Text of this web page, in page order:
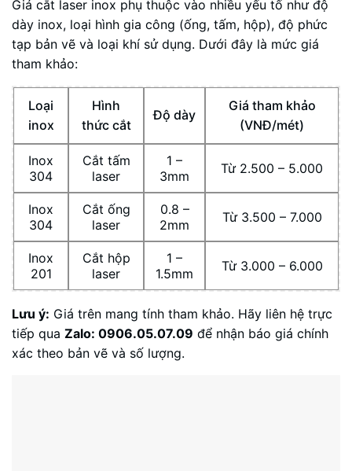
Giá cắt laser inox phụ thuộc vào nhiều yếu tố như độ
dày inox, loại hình gia công (ống, tấm, hộp), độ phức
tạp bản vẽ và loại khí sử dụng. Dưới đây là mức giá
tham khảo:
Loại
inox
Hình
thức cắt
Độ dày
Giá tham khảo
(VNĐ/mét)
Inox
304
Cắt tấm
laser
1 –
3mm
Từ 2.500 – 5.000
Inox
304
Cắt ống
laser
0.8 –
2mm
Từ 3.500 – 7.000
Inox
201
Cắt hộp
laser
1 –
1.5mm
Từ 3.000 – 6.000
Lưu ý: Giá trên mang tính tham khảo. Hãy liên hệ trực
tiếp qua Zalo: 0906.05.07.09 để nhận báo giá chính
xác theo bản vẽ và số lượng.